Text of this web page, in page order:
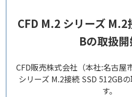
CFD M.2 シリーズ M.2
Bの取扱
CFD販売株式会社（本社:名古屋
シリーズ M.2接続 SSD 512GB
す。